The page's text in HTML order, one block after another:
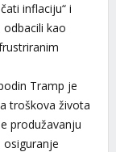
inflaciju“ i
kao
Tramp je
troškova života
produžavanju
osiguranje